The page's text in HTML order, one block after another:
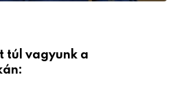
túl vagyunk a